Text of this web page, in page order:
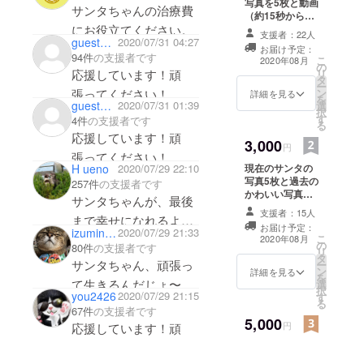
サンタちゃんの治療費
にお役立てください。
guest4356b57104 2020/07/31 04:27
94件の支援者です
応援しています！頑
張ってください！
guest5fd7e97b6cf4 2020/07/31 01:39
4件の支援者です
応援しています！頑
張ってください！
H ueno
2020/07/29 22:10
257件の支援者です
サンタちゃんが、最後
まで幸せになれるよう
応援しています。
izumin_h_h2020/07/29 21:33
80件の支援者です
サンタちゃん、頑張っ
て生きるんだじょ〜
you24262020/07/29 21:15
67件の支援者です
応援しています！頑
（約15秒から30
秒）を1本お送り
いたします。 治
療を行った後の
活動報告もメー
ルに記載いたし
ます。
支援者：22人
お届け予定：
2020年08月
詳細を見る
こ
の
リ
タ
ー
ン
を
選
択
す
る
3,000円
現在のサンタの
写真5枚と過去の
かわいい写真を2
枚、動画を1本
（15秒～30秒）
をお送りしま
す。 治療を行っ
た後の活動報告
もメールに記載
支援者：15人
お届け予定：
2020年08月
詳細を見る
こ
の
リ
タ
ー
ン
を
選
択
す
る
5,000円